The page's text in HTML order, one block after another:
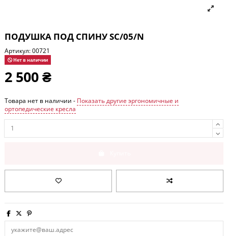
ПОДУШКА ПОД СПИНУ SC/05/N
Артикул:00721
Нет в наличии
2 500 ₴
Товара нет в наличии - Показать другие эргономичные и
ортопедические кресла